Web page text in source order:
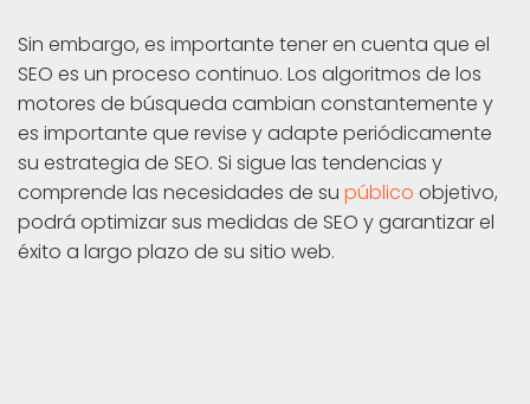
Sin embargo, es importante tener en cuenta que el
SEO es un proceso continuo. Los algoritmos de los
motores de búsqueda cambian constantemente y
es importante que revise y adapte periódicamente
su estrategia de SEO. Si sigue las tendencias y
comprende las necesidades de su público objetivo,
podrá optimizar sus medidas de SEO y garantizar el
éxito a largo plazo de su sitio web.